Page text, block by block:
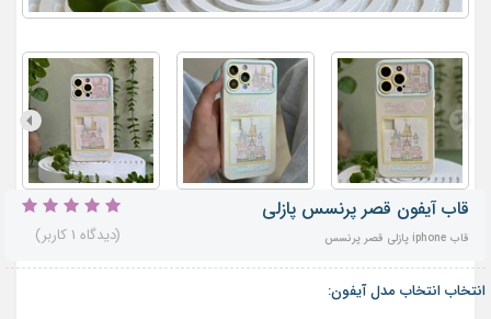
قاب آیفون قصر پرنسس پازلی
قاب iphone پازلی قصر پرنسس (دیدگاه 1 کاربر)
انتخاب انتخاب مدل آیفون: